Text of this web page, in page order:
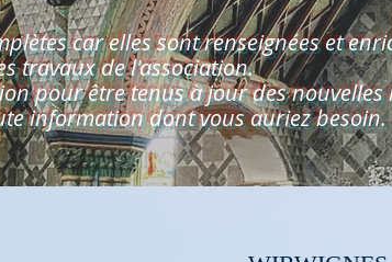
car elles sont renseignées et
travauxde l'association.
pour être tenus à jour des nouvelles
information dont vous auriez besoin.